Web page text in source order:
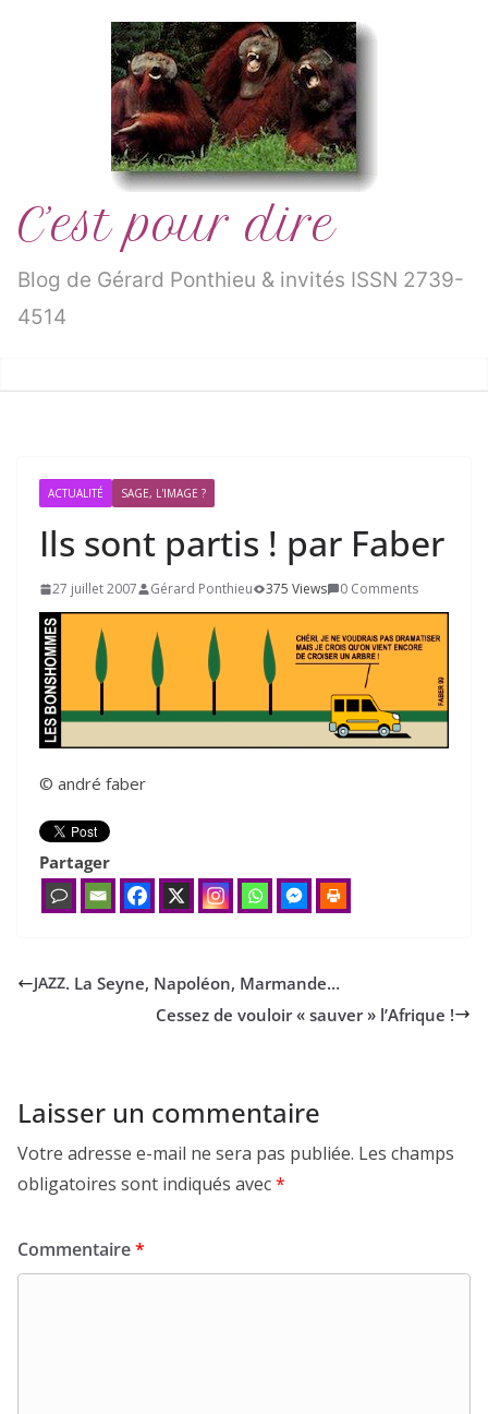
C’est pour dire
Blog de Gérard Ponthieu & invités ISSN 2739-
4514
ACTUALITÉ SAGE, L'IMAGE ?
Ils sont partis ! par Faber
27 juillet 2007 Gérard Ponthieu 375 Views 0 Comments
© andré faber
Partager
JAZZ. La Seyne, Napoléon, Marmande…
Cessez de vouloir « sauver » l’Afrique !
Laisser un commentaire
Votre adresse e-mail ne sera pas publiée. Les champs
obligatoires sont indiqués avec*
Commentaire*